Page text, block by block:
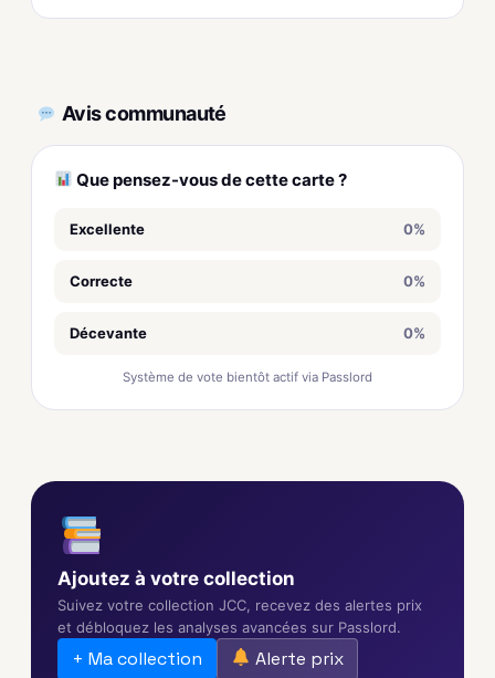
Avis communauté
Que pensez-vous de cette carte ?
Excellente 0%
Correcte 0%
Décevante 0%
Système de vote bientôt actif via Passlord
Ajoutez à votre collection
Suivez votre collection JCC, recevez des alertes prix
et débloquez les analyses avancées sur Passlord.
+ Ma collection Alerte prix